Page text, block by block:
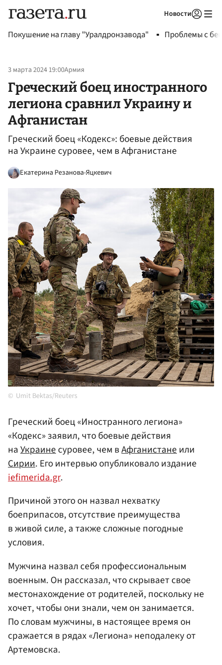
Новости
Покушение на главу "Уралдронзавода" Проблемы с
3 марта 2024 19:00Армия
Греческий боец иностранного
легиона сравнил Украину и
Афганистан
Греческий боец «Кодекс»: боевые действия
на Украине суровее, чем в Афганистане
Екатерина Резанова-Яцкевич
Umit Bektas/Reuters
Греческий боец «Иностранного легиона»
«Кодекс» заявил, что боевые действия
наУкраинесуровее, чем вАфганистанеили
Сирии. Его интервью опубликовало издание
iefimerida.gr.
Причиной этого он назвал нехватку
боеприпасов, отсутствие преимущества
в живой силе, а также сложные погодные
условия.
Мужчина назвал себя профессиональным
военным. Он рассказал, что скрывает свое
местонахождение от родителей, поскольку не
хочет, чтобы они знали, чем он занимается.
По словам мужчины, в настоящее время он
сражается в рядах «Легиона» неподалеку от
Артемовска.